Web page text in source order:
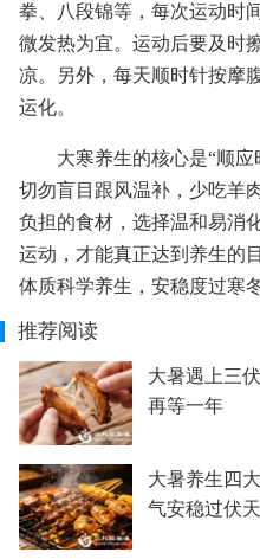
拳、八段锦等，每次运动时
微发热为宜。运动后要及时
凉。另外，每天顺时针按摩
运化。
大寒养生的核心是“顺
切勿盲目跟风温补，少吃羊
负担的食材，选择温和易消
运动，才能真正达到养生的
体质科学养生，安稳度过寒冬
推荐阅读
大暑遇上三
再等一年
大暑养生四
气安稳过伏天